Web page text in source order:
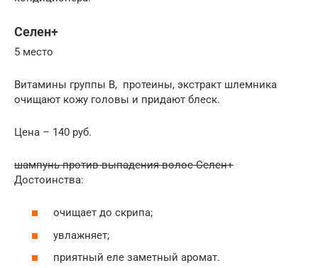
Селен+
5 место
Витамины группы B, протеины, экстракт шлемника
очищают кожу головы и придают блеск.
Цена – 140 руб.
шампунь против выпадения волос Селен+
Достоинства:
очищает до скрипа;
увлажняет;
приятный еле заметный аромат.